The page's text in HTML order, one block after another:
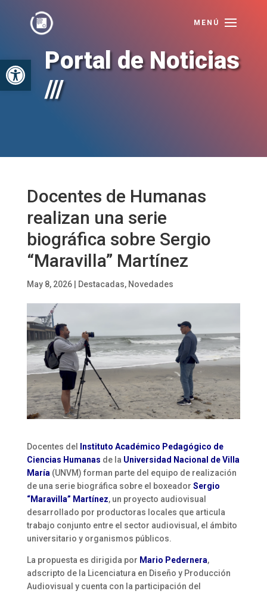
Abrir barra de herramientas
Portal de Noticias
///
Docentes de Humanas
realizan una serie
biográfica sobre Sergio
“Maravilla” Martínez
May 8, 2026| Destacadas, Novedades
Docentes del
Instituto Académico Pedagógico de
Ciencias Humanas de la Universidad Nacional de Villa
María(UNVM) forman parte del equipo de realización
de una serie biográfica sobre el boxeador Sergio
“Maravilla” Martínez, un proyecto audiovisual
desarrollado por productoras locales que articula
trabajo conjunto entre el sector audiovisual, el ámbito
universitario y organismos públicos.
La propuesta es dirigida por Mario Pedernera,
adscripto de la Licenciatura en Diseño y Producción
Audiovisual y cuenta con la participación del